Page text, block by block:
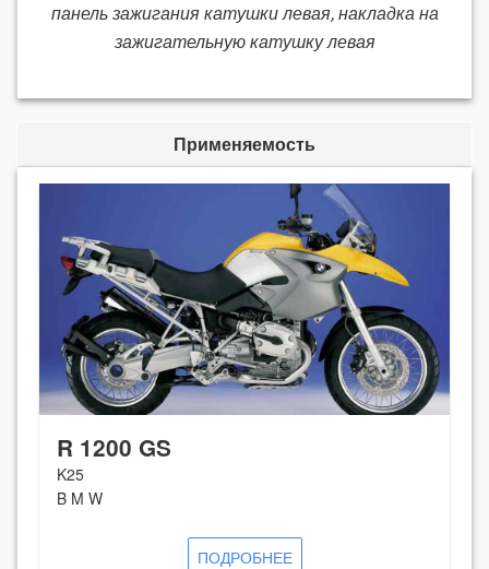
панель зажигания катушки левая, накладка на
зажигательную катушку левая
Применяемость
R 1200 GS
K25
B M W
ПОДРОБНЕЕ